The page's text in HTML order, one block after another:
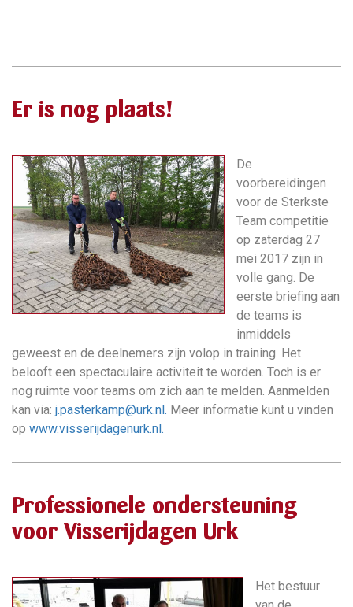
Er is nog plaats!
De
voorbereidingen
voor de Sterkste
Team competitie
op zaterdag 27
mei 2017 zijn in
volle gang. De
eerste briefing aan
de teams is
inmiddels
geweest en de deelnemers zijn volop in training. Het
belooft een spectaculaire activiteit te worden. Toch is er
nog ruimte voor teams om zich aan te melden. Aanmelden
kan via: j.pasterkamp@urk.nl . Meer informatie kunt u vinden
op www.visserijdagenurk.nl.
Professionele ondersteuning
voor Visserijdagen Urk
Het bestuur